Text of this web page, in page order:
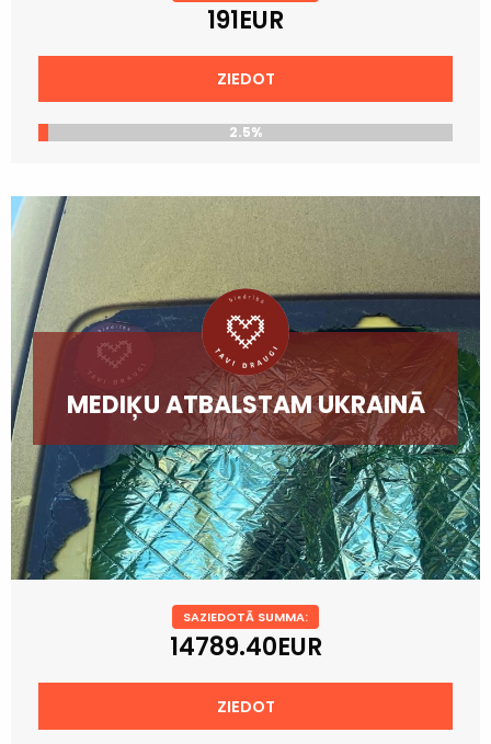
191EUR
ZIEDOT
2.5%
MEDIĶU ATBALSTAM UKRAINĀ
SAZIEDOTĀ SUMMA:
14789.40EUR
ZIEDOT